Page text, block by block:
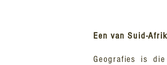
Een van Suid-
Geografies is